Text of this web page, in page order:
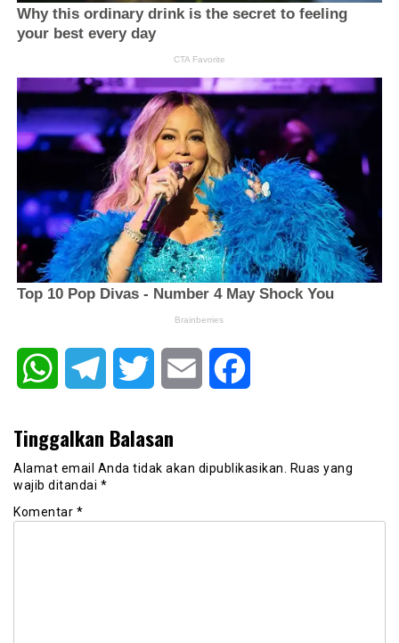
WhatsAppTelegram Twitter Email
Tinggalkan Balasan
Alamat email Anda tidak akan dipublikasikan.
Ruas yang
wajib ditandai *
Komentar *